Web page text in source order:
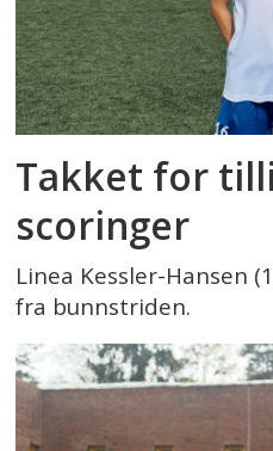
Takket for
scoringer
Linea Kessler-Hansen
fra bunnstriden.